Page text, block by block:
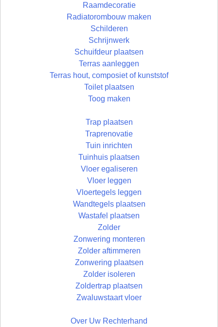
Raamdecoratie
Radiatorombouw maken
Schilderen
Schrijnwerk
Schuifdeur plaatsen
Terras aanleggen
Terras hout, composiet of kunststof
Toilet plaatsen
Toog maken
Trap plaatsen
Traprenovatie
Tuin inrichten
Tuinhuis plaatsen
Vloer egaliseren
Vloer leggen
Vloertegels leggen
Wandtegels plaatsen
Wastafel plaatsen
Zolder
Zonwering monteren
Zolder aftimmeren
Zonwering plaatsen
Zolder isoleren
Zoldertrap plaatsen
Zwaluwstaart vloer
Over Uw Rechterhand